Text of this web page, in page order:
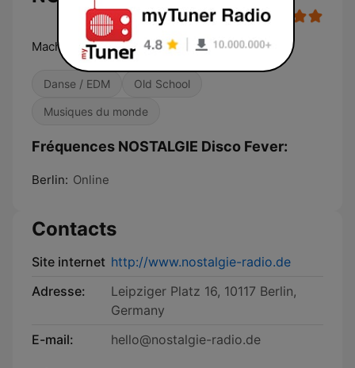
Mach die Welt zu deiner Tanzfläche!
Danse / EDM Old School
Musiques du monde
Fréquences NOSTALGIE Disco Fever:
Berlin: Online
Contacts
Site internet http://www.nostalgie-radio.de
Adresse:
Leipziger Platz 16, 10117 Berlin,
Germany
E-mail:
hello@nostalgie-radio.de